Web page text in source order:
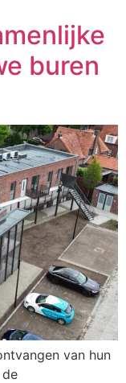
buren
van hun